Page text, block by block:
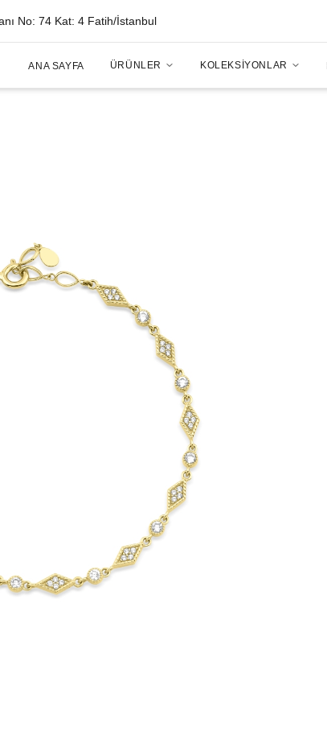
No: 74 Kat: 4 Fatih/İstanbul
ANA SAYFA ÜRÜNLER KOLEKSIYONLAR